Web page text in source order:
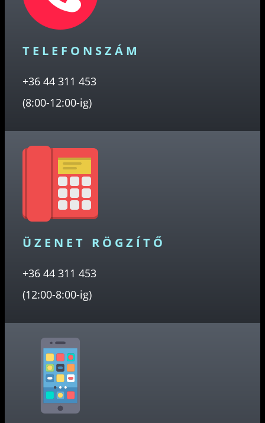
TELEFONSZÁM
+36 44 311 453
(8:00-12:00-ig)
ÜZENET RÖGZÍTŐ
+36 44 311 453
(12:00-8:00-ig)